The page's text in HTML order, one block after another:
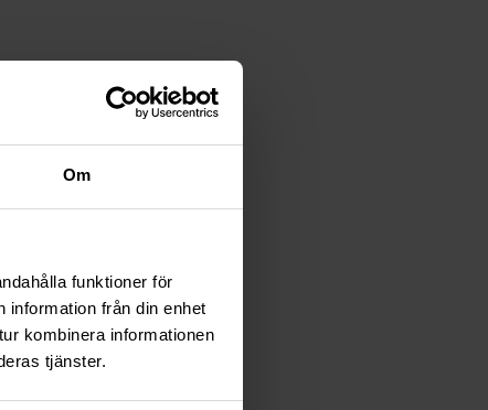
Om
funktioner för
information från din enhet
kombinera informationen
tjänster.